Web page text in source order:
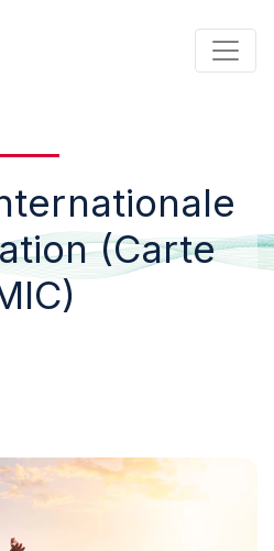
(Carte